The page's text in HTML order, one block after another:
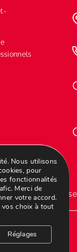
produits Nos
Nous utilisons
pour
fonctionnalités
Merci de
votre accord.
vos choix à tout
Réglages